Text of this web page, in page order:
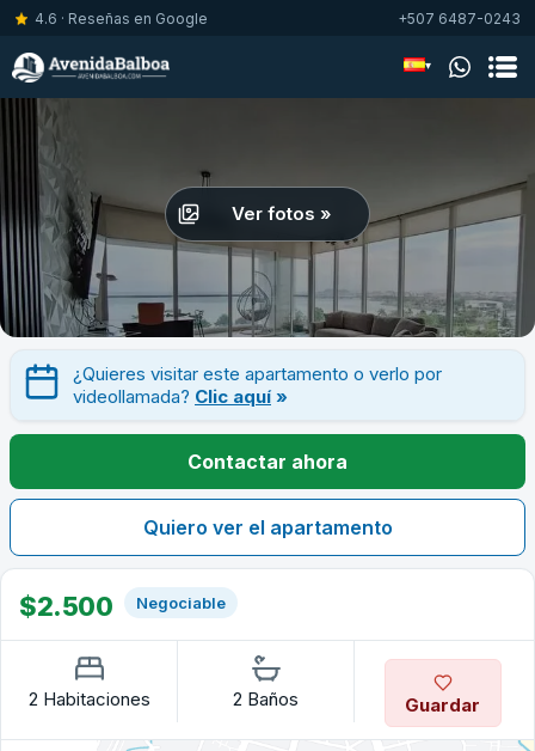
4.6 · Reseñas en Google +507 6487-0243
▾
Ver fotos »
¿Quieres visitar este apartamento o verlo por
videollamada? Clic aquí »
Contactar ahora
Quiero ver el apartamento
$2.500 Negociable
2 Habitaciones 2 Baños Guardar